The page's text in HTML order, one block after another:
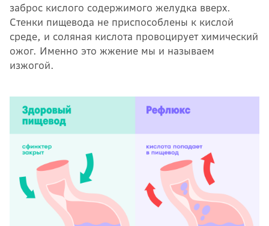
заброс кислого содержимого желудка вверх.
Стенки пищевода не приспособлены к кислой
среде, и соляная кислота провоцирует химический
ожог. Именно это жжение мы и называем
изжогой.